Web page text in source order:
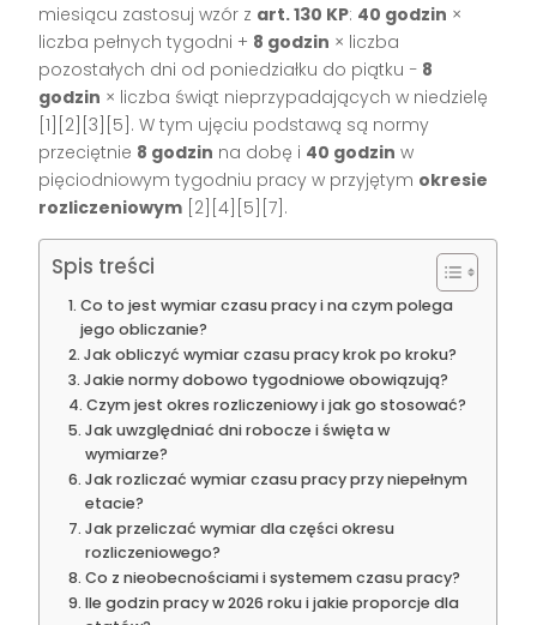
miesiącu zastosuj wzór z art. 130 KP: 40 godzin ×
liczba pełnych tygodni + 8 godzin × liczba
pozostałych dni od poniedziałku do piątku − 8
godzin × liczba świąt nieprzypadających w niedzielę
[1][2][3][5]. W tym ujęciu podstawą są normy
przeciętnie 8 godzin na dobę i 40 godzin w
pięciodniowym tygodniu pracy w przyjętym okresie
rozliczeniowym [2][4][5][7].
Spis treści
Co to jest wymiar czasu pracy i na czym polega
jego obliczanie?
Jak obliczyć wymiar czasu pracy krok po kroku?
Jakie normy dobowo tygodniowe obowiązują?
Czym jest okres rozliczeniowy i jak go stosować?
Jak uwzględniać dni robocze i święta w
wymiarze?
Jak rozliczać wymiar czasu pracy przy niepełnym
etacie?
Jak przeliczać wymiar dla części okresu
rozliczeniowego?
Co z nieobecnościami i systemem czasu pracy?
Ile godzin pracy w 2026 roku i jakie proporcje dla